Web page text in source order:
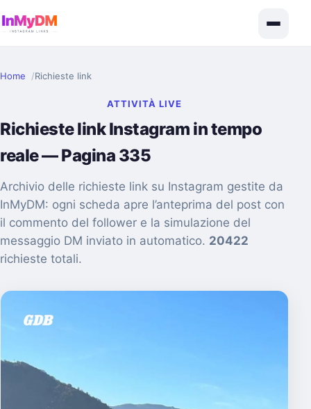
Home Richieste link
ATTIVITÀ LIVE
Richieste link Instagram in tempo
reale — Pagina 335
Archivio delle richieste link su Instagram gestite da
InMyDM: ogni scheda apre l’anteprima del post con
il commento del follower e la simulazione del
messaggio DM inviato in automatico. 20422
richieste totali.